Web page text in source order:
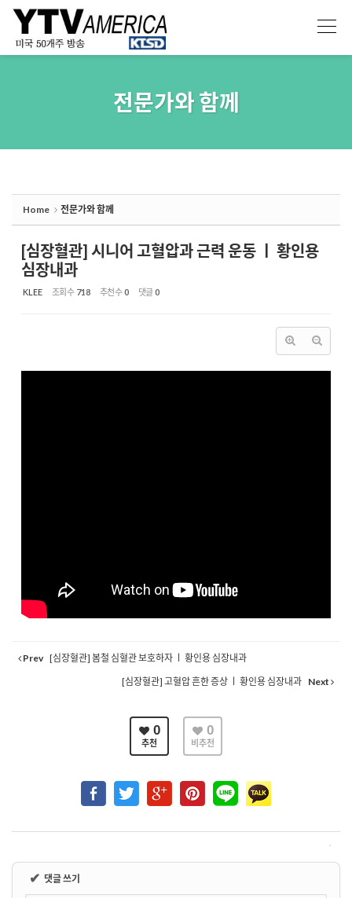
전문가와 함께
Home 전문가와 함께
[심장혈관] 시니어 고혈압과 근력 운동 ㅣ 황인용
심장내과
KLEE 조회 수 718 추천 수0 댓글0
Prev [심장혈관] 봄철 심혈관 보호하자 ㅣ 황인용 심장내과
[심장혈관] 고혈압 흔한 증상 ㅣ 황인용 심장내과 Next
0
추천
0
비추천
✔ 댓글 쓰기